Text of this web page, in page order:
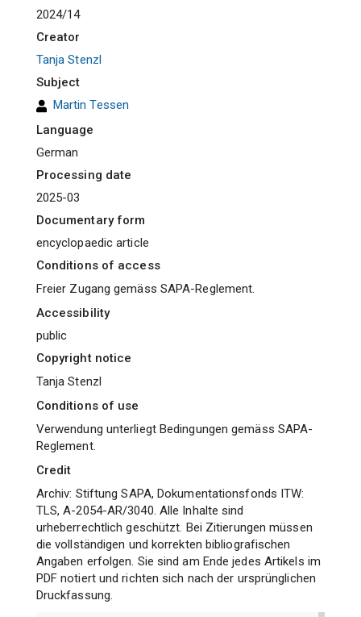
2024/14
Creator
Tanja Stenzl
Subject
Martin Tessen
Language
German
Processing date
2025-03
Documentary form
encyclopaedic article
Conditions of access
Freier Zugang gemäss SAPA-Reglement.
Accessibility
public
Copyright notice
Tanja Stenzl
Conditions of use
Verwendung unterliegt Bedingungen gemäss SAPA-
Reglement.
Credit
Archiv: Stiftung SAPA, Dokumentationsfonds ITW:
TLS, A-2054-AR/3040. Alle Inhalte sind
urheberrechtlich geschützt. Bei Zitierungen müssen
die vollständigen und korrekten bibliografischen
Angaben erfolgen. Sie sind am Ende jedes Artikels im
PDF notiert und richten sich nach der ursprünglichen
Druckfassung.